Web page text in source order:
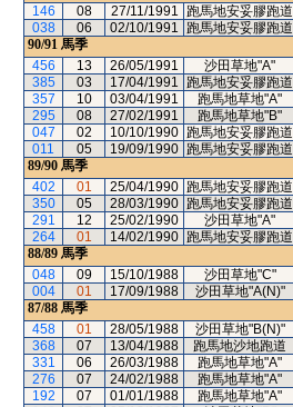
146
08 27/11/1991 跑馬地安妥膠跑道
038
06 02/10/1991 跑馬地安妥膠跑道
90/91 馬季
456
13 26/05/1991 沙田草地"A"
385
03 17/04/1991 跑馬地安妥膠跑道
357
10 03/04/1991 跑馬地草地"A"
295
08 27/02/1991 跑馬地草地"B"
047
02 10/10/1990 跑馬地安妥膠跑道
011
05 19/09/1990 跑馬地安妥膠跑道
89/90 馬季
402
01 25/04/1990 跑馬地安妥膠跑道
350
05 28/03/1990 跑馬地安妥膠跑道
291
12 25/02/1990 沙田草地"A"
264
01 14/02/1990 跑馬地安妥膠跑道
88/89 馬季
048
09 15/10/1988 沙田草地"C"
004
01 17/09/1988 沙田草地"A(N)"
87/88 馬季
458
01 28/05/1988 沙田草地"B(N)"
368
07 13/04/1988 跑馬地沙地跑道
331
06 26/03/1988 跑馬地草地"A"
276
07 24/02/1988 跑馬地草地"A"
192
07 01/01/1988 跑馬地草地"A"